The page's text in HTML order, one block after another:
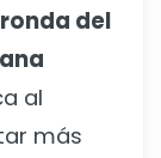
del
al
más